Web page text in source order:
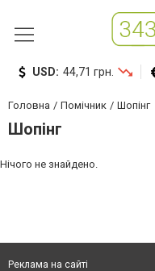
USD: 44,71 грн.
Головна Помічник Шопінг
Шопінг
Нічого не знайдено.
Реклама на сайті